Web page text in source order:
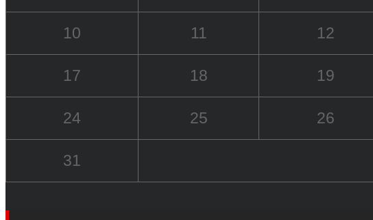
10 11 12
17 18 19
24 25 26
31